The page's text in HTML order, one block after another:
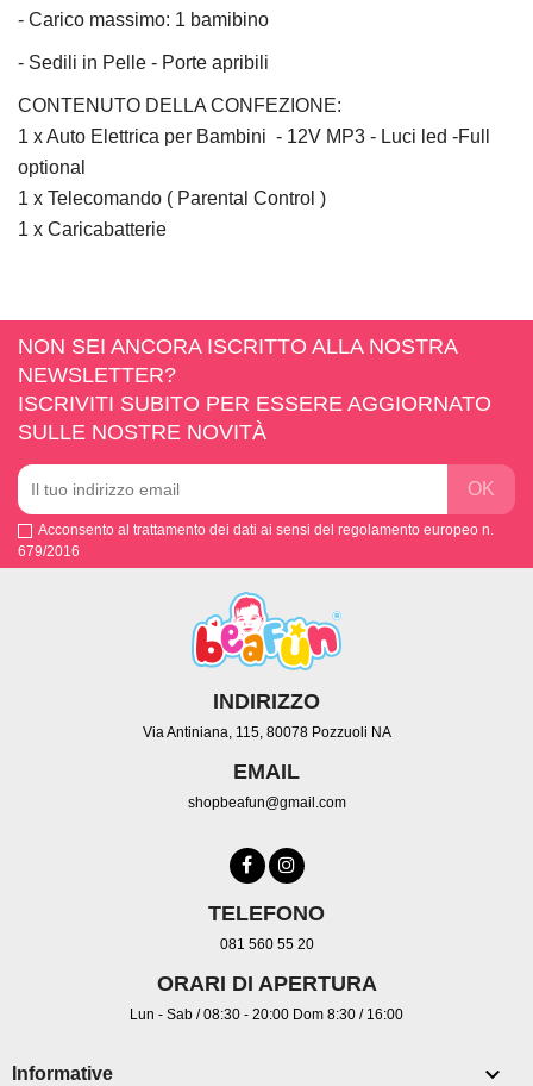
- Carico massimo: 1 bamibino
- Sedili in Pelle - Porte apribili
CONTENUTO DELLA CONFEZIONE:
1 x Auto Elettrica per Bambini - 12V MP3 - Luci led -Full
optional
1 x Telecomando ( Parental Control )
1 x Caricabatterie
NON SEI ANCORA ISCRITTO ALLA NOSTRA
NEWSLETTER?
ISCRIVITI SUBITO PER ESSERE AGGIORNATO
SULLE NOSTRE NOVITÀ
Acconsento al trattamento dei dati ai sensi del regolamento europeo n.
679/2016
INDIRIZZO
Via Antiniana, 115, 80078 Pozzuoli NA
EMAIL
shopbeafun@gmail.com
TELEFONO
081 560 55 20
ORARI DI APERTURA
Lun - Sab / 08:30 - 20:00 Dom 8:30 / 16:00
Informative 